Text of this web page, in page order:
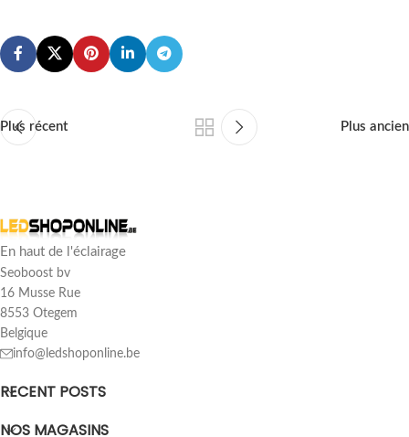
Plus récent Plus ancien
En haut de l'éclairage
Seoboost bv
16 Musse Rue
8553 Otegem
Belgique
info@ledshoponline.be
RECENT POSTS
NOS MAGASINS